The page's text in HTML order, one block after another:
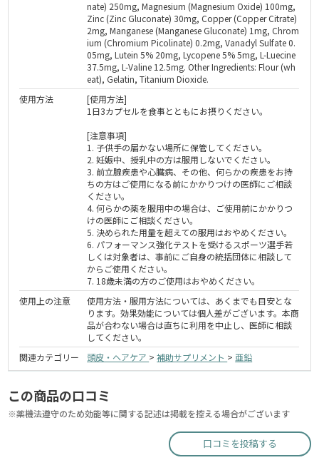
nate) 250mg, Magnesium (Magnesium Oxide) 100mg,
Zinc (Zinc Gluconate) 30mg, Copper (Copper Citrate)
2mg, Manganese (Manganese Gluconate) 1mg, Chrom
ium (Chromium Picolinate) 0.2mg, Vanadyl Sulfate 0.
05mg, Lutein 5% 20mg, Lycopene 5% 5mg, L-Luecine
37.5mg, L-Valine 12.5mg. Other Ingredients: Flour (wh
eat), Gelatin, Titanium Dioxide.
使用方法
[使用方法]
1日3カプセルを食事とともにお摂りください。
[注意事項]
1. 子供手の届かない場所に保管してください。
2. 妊娠中、授乳中の方は服用しないでください。
3. 前立腺疾患や心臓病、その他、何らかの疾患をお持
ちの方はご使用になる前にかかりつけの医師にご相談
ください。
4. 何らかの薬を服用中の場合は、ご使用前にかかりつ
けの医師にご相談ください。
5. 決められた用量を超えての服用はおやめください。
6. パフォーマンス強化テストを受けるスポーツ選手若
しくは対象者は、事前にご自身の統括団体に相談して
からご使用ください。
7. 18歳未満の方のご使用はおやめください。
使用上の注意
使用方法・服用方法については、あくまでも目安とな
ります。効果効能については個人差がございます。本商
品が合わない場合は直ちに利用を中止し、医師に相談
してください。
関連カテゴリー
頭皮・ヘアケア >補助サプリメント > 亜鉛
この商品の口コミ
※薬機法遵守のため効能等に関する記述は掲載を控える場合がございます
口コミを投稿する